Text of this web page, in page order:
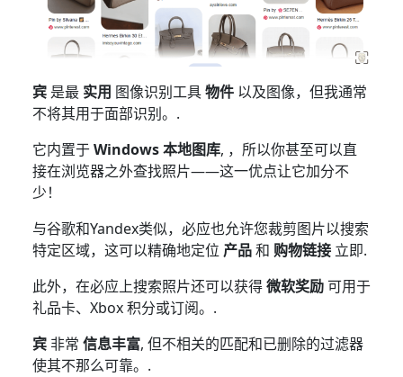
宾 是最 实用 图像识别工具物件以及图像，但我通常
不将其用于面部识别。.
它内置于Windows 本地图库, ，所以你甚至可以直
接在浏览器之外查找照片——这一优点让它加分不
少！
与谷歌和Yandex类似，必应也允许您裁剪图片以搜索
特定区域，这可以精确地定位 产品和 购物链接立即.
此外，在必应上搜索照片还可以获得微软奖励可用于
礼品卡、Xbox 积分或订阅。.
宾非常 信息丰富, 但不相关的匹配和已删除的过滤器
使其不那么可靠。.